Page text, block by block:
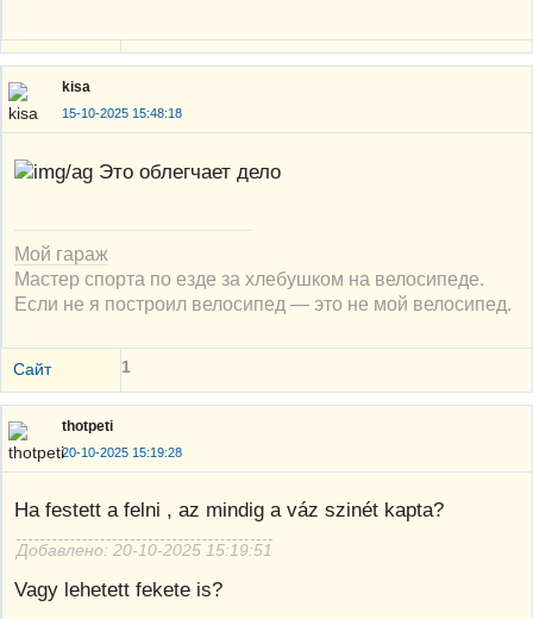
kisa
15-10-2025 15:48:18
Это облегчает дело
Мой гараж
Мастер спорта по езде за хлебушком на велосипеде.
Если не я построил велосипед — это не мой велосипед.
Сайт 1
thotpeti
20-10-2025 15:19:28
Ha festett a felni , az mindig a váz szinét kapta?
Добавлено: 20-10-2025 15:19:51
Vagy lehetett fekete is?